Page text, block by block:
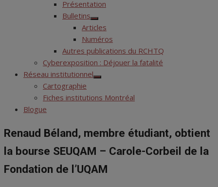
sub
menu
Présentation
Bulletins
Show
sub
menu
Articles
Numéros
Autres publications du RCHTQ
Cyberexposition : Déjouer la fatalité
Réseau institutionnel
Show
menu
Cartographie
Fiches institutions Montréal
Blogue
Renaud Béland, membre étudiant, obtient
la bourse SEUQAM – Carole-Corbeil de la
Fondation de l’UQAM